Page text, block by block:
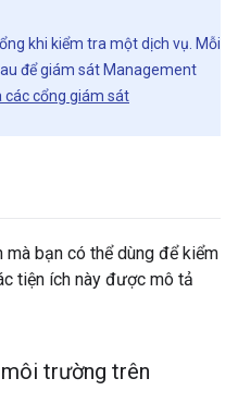
khi kiểm tra một dịch vụ. Mỗi
để giám sát Management
các cổng giám sát
bạn có thể dùng để kiểm
tiện ích này được mô tả
trường trên